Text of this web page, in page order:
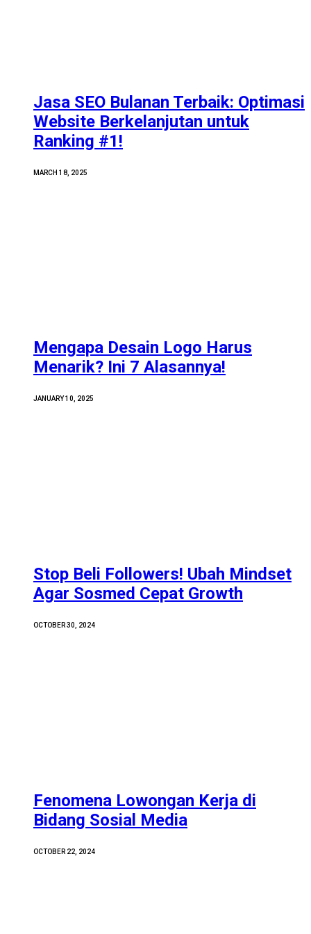
Jasa SEO Bulanan Terbaik: Optimasi
Website Berkelanjutan untuk
Ranking #1!
MARCH 18, 2025
Mengapa Desain Logo Harus
Menarik? Ini 7 Alasannya!
JANUARY 10, 2025
Stop Beli Followers! Ubah Mindset
Agar Sosmed Cepat Growth
OCTOBER 30, 2024
Fenomena Lowongan Kerja di
Bidang Sosial Media
OCTOBER 22, 2024